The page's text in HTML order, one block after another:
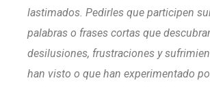
lastimados. Pedirles que participen
palabras o frases cortas que
desilusiones, frustraciones y
han visto o que han experimentado